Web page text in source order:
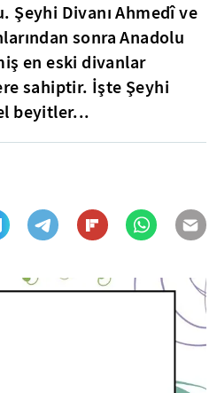
Şeyhi Divanı Ahmedî ve
sonra Anadolu
en eski divanlar
sahiptir. İşte Şeyhi
beyitler...